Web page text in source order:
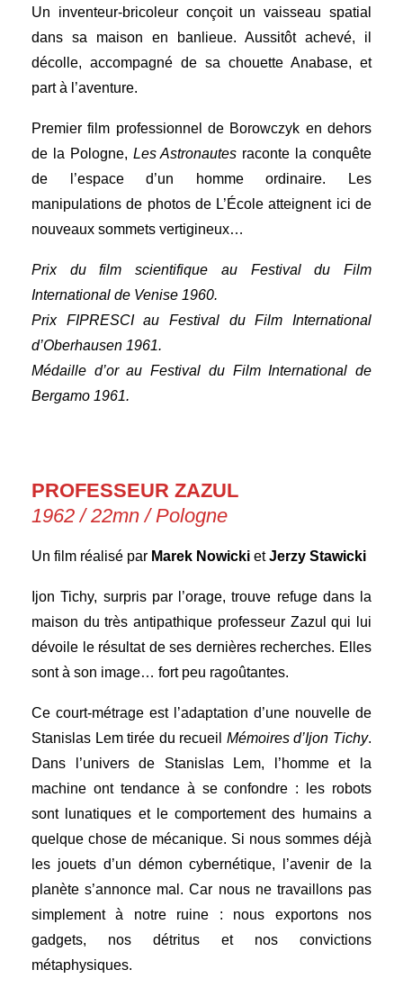
Un inventeur-bricoleur conçoit un vaisseau spatial
dans sa maison en banlieue. Aussitôt achevé, il
décolle, accompagné de sa chouette Anabase, et
part à l’aventure.
Premier film professionnel de Borowczyk en dehors
de la Pologne, Les Astronautes raconte la conquête
de l’espace d’un homme ordinaire. Les
manipulations de photos de L’École atteignent ici de
nouveaux sommets vertigineux…
Prix du film scientifique au Festival du Film
International de Venise 1960.
Prix FIPRESCI au Festival du Film International
d’Oberhausen 1961.
Médaille d’or au Festival du Film International de
Bergamo 1961.
PROFESSEUR ZAZUL
1962 / 22mn / Pologne
Un film réalisé par Marek Nowicki etJerzy Stawicki
Ijon Tichy, surpris par l’orage, trouve refuge dans la
maison du très antipathique professeur Zazul qui lui
dévoile le résultat de ses dernières recherches. Elles
sont à son image… fort peu ragoûtantes.
Ce court-métrage est l’adaptation d’une nouvelle de
Stanislas Lem tirée du recueil Mémoires d’Ijon Tichy.
Dans l’univers de Stanislas Lem, l’homme et la
machine ont tendance à se confondre : les robots
sont lunatiques et le comportement des humains a
quelque chose de mécanique. Si nous sommes déjà
les jouets d’un démon cybernétique, l’avenir de la
planète s’annonce mal. Car nous ne travaillons pas
simplement à notre ruine : nous exportons nos
gadgets, nos détritus et nos convictions
métaphysiques.